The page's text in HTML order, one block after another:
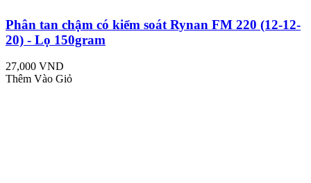
Phân tan chậm có kiểm soát Rynan FM 220 (12-12-
20) - Lọ 150gram
27,000 VND
Thêm Vào Giỏ